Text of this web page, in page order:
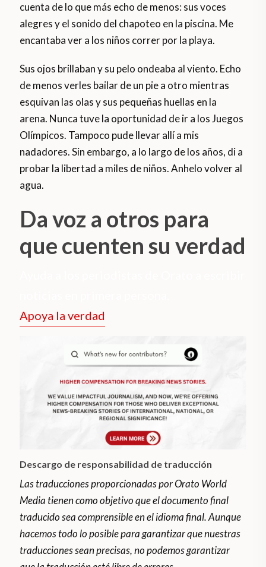
cuenta de lo que más echo de menos: sus voces
alegres y el sonido del chapoteo en la piscina. Me
encantaba ver a los niños correr por la playa.
Sus ojos brillaban y su pelo ondeaba al viento. Echo
de menos verles bailar de un pie a otro mientras
esquivan las olas y sus pequeñas huellas en la
arena. Nunca tuve la oportunidad de ir a los Juegos
Olímpicos. Tampoco pude llevar allí a mis
nadadores. Sin embargo, a lo largo de los años, di a
probar la libertad a miles de niños. Anhelo volver al
agua.
Da voz a otros para
que cuenten su verdad
Apoya la verdad
Descargo de responsabilidad de traducción
Las traducciones proporcionadas por Orato World
Media tienen como objetivo que el documento final
traducido sea comprensible en el idioma final. Aunque
hacemos todo lo posible para garantizar que nuestras
traducciones sean precisas, no podemos garantizar